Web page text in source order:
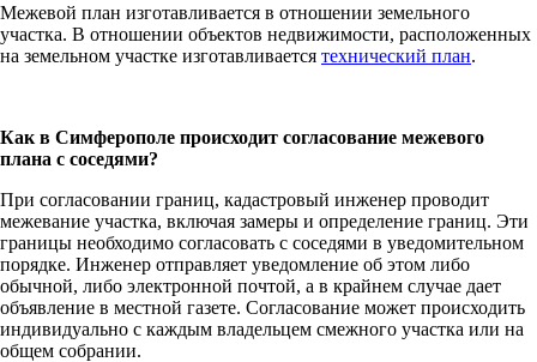
Межевой план изготавливается в отношении земельного
участка. В отношении объектов недвижимости, расположенных
на земельном участке изготавливается технический план.
Как в Симферополе происходит согласование межевого
плана с соседями?
При согласовании границ, кадастровый инженер проводит
межевание участка, включая замеры и определение границ. Эти
границы необходимо согласовать с соседями в уведомительном
порядке. Инженер отправляет уведомление об этом либо
обычной, либо электронной почтой, а в крайнем случае дает
объявление в местной газете. Согласование может происходить
индивидуально с каждым владельцем смежного участка или на
общем собрании.